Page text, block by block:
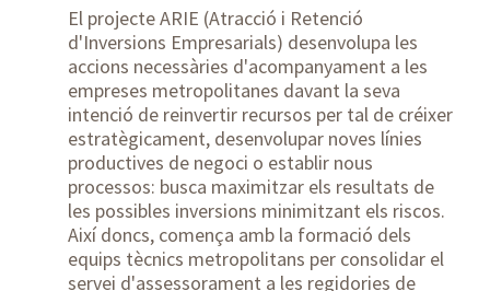
El projecte ARIE (Atracció i Retenció
d'Inversions Empresarials) desenvolupa les
accions necessàries d'acompanyament a les
empreses metropolitanes davant la seva
intenció de reinvertir recursos per tal de créixer
estratègicament, desenvolupar noves línies
productives de negoci o establir nous
processos: busca maximitzar els resultats de
les possibles inversions minimitzant els riscos.
Així doncs, comença amb la formació dels
equips tècnics metropolitans per consolidar el
servei d'assessorament a les regidories de